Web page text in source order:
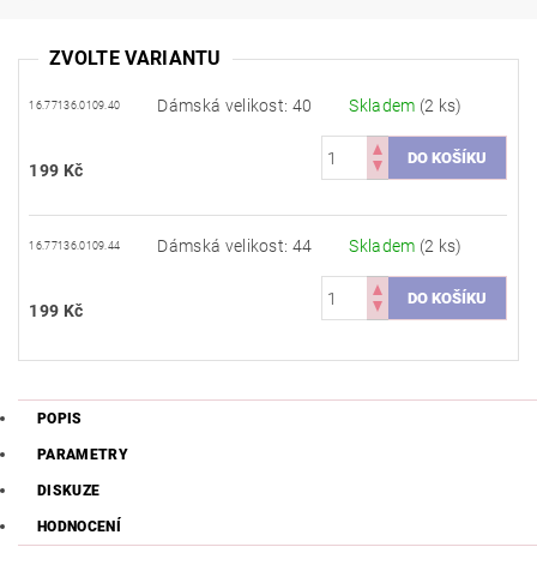
ZVOLTE VARIANTU
16.77136.0109.40 Dámská velikost: 40 Skladem (2 ks)
199 Kč
16.77136.0109.44 Dámská velikost: 44 Skladem (2 ks)
199 Kč
POPIS
PARAMETRY
DISKUZE
HODNOCENÍ